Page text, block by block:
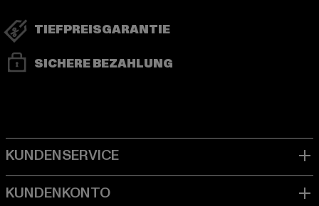
TIEFPREISGARANTIE
SICHERE BEZAHLUNG